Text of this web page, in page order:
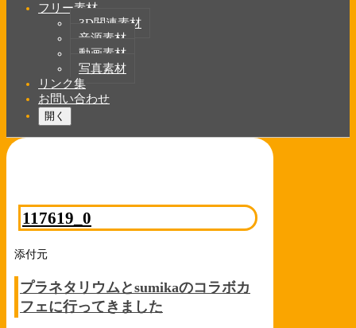
フリー素材
3D関連素材
音源素材
動画素材
写真素材
リンク集
お問い合わせ
開く
117619_0
添付元
プラネタリウムとsumikaのコラボカ
フェに行ってきました